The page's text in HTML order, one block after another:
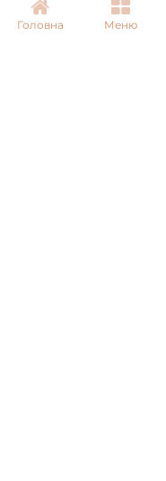
Головна Меню